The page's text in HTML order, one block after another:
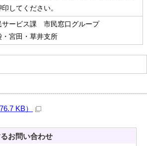
してください。
サービス課 市民窓口グループ
・宮田・草井支所
KB）
お問い合わせ